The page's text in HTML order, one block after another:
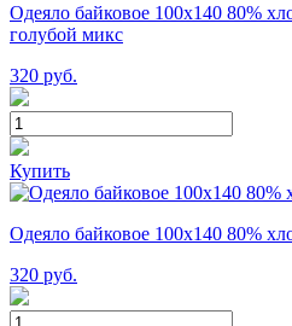
Одеяло байковое 100х140 80%
голубой микс
320 руб.
Купить
Одеяло байковое 100х140 80%
320 руб.